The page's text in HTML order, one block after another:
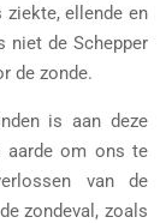
ziekte, ellende en
niet de Schepper
de zonde.
is aan deze
aarde om ons te
van de
zondeval, zoals